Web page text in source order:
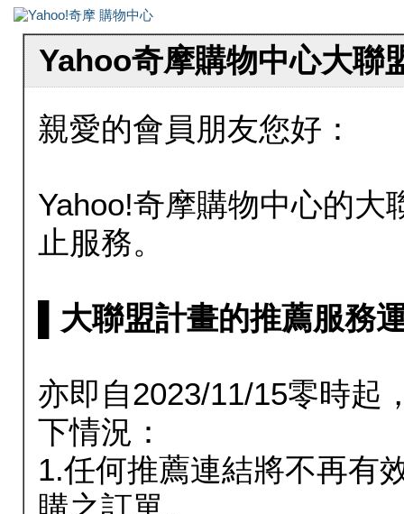
Yahoo奇摩購物中心大聯
親愛的會員朋友您好：
Yahoo!奇摩購物中心的大
止服務。
▌大聯盟計畫的推薦服務
亦即自2023/11/15零時起
下情況：
1.任何推薦連結將不再有